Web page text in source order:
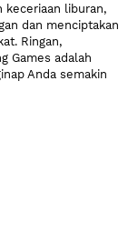
keceriaan liburan,
dan menciptakan
Ringan,
Games adalah
Anda semakin